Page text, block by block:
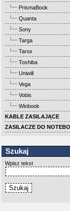
PrismaBook
Quanta
Sony
Targa
Tarox
Toshiba
Uniwill
Vega
Vobis
Winbook
KABLE ZASILAJĄCE
ZASILACZE DO
Szukaj
Wpisz tekst